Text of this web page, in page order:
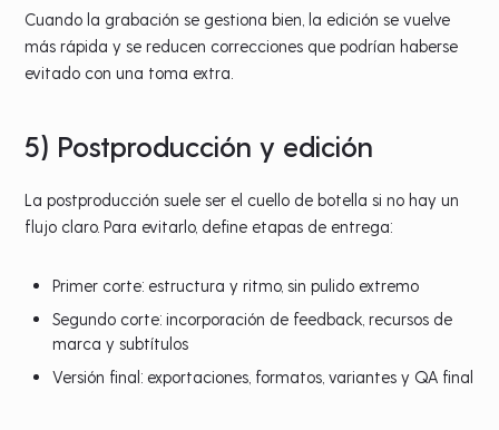
Cuando la grabación se gestiona bien, la edición se vuelve
más rápida y se reducen correcciones que podrían haberse
evitado con una toma extra.
5) Postproducción y edición
La postproducción suele ser el cuello de botella si no hay un
flujo claro. Para evitarlo, define etapas de entrega:
Primer corte: estructura y ritmo, sin pulido extremo
Segundo corte: incorporación de feedback, recursos de
marca y subtítulos
Versión final: exportaciones, formatos, variantes y QA final